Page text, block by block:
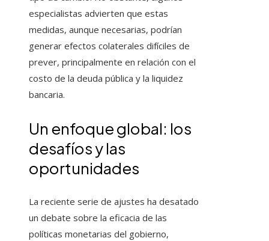
especialistas advierten que estas
medidas, aunque necesarias, podrían
generar efectos colaterales difíciles de
prever, principalmente en relación con el
costo de la deuda pública y la liquidez
bancaria.
Un enfoque global: los
desafíos y las
oportunidades
La reciente serie de ajustes ha desatado
un debate sobre la eficacia de las
políticas monetarias del gobierno,